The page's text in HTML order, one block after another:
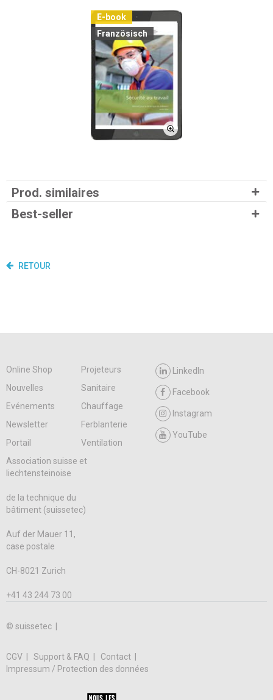
E-book
Französisch
Prod. similaires
Best-seller
RETOUR
Online Shop
Projeteurs
Nouvelles
Sanitaire
Evénements
Chauffage
Newsletter
Ferblanterie
Portail
Ventilation
LinkedIn
Facebook
Instagram
YouTube
Association suisse et
liechtensteinoise
de la technique du
bâtiment (suissetec)
Auf der Mauer 11,
case postale
CH-8021 Zurich
+41 43 244 73 00
© suissetec |
CGV Support & FAQ
Contact
Impressum / Protection des données